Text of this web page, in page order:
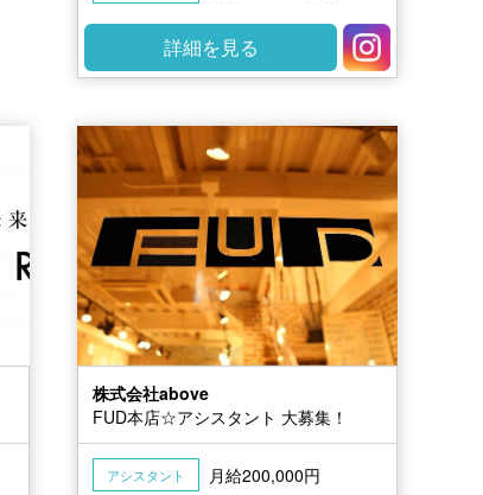
詳細を見る
株式会社above
FUD本店☆アシスタント 大募集！
アシスタント 月給200,000円